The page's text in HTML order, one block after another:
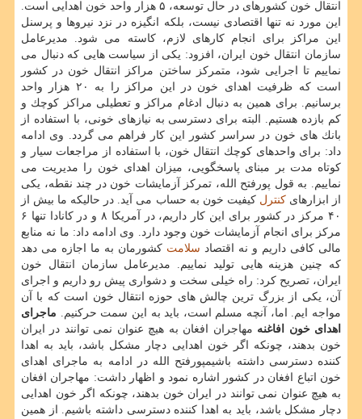
انتقال خون كشورهای در حال توسعه، ۵ هزار واحد خون اهدایی است.
این مورد نه تنها اقتصادی نیست، بلكه انگیزه در نزد نیروها و پرسنل
این مراكز برای انجام كارهای لازم، كاسته می شود. مدیرعامل
سازمان انتقال خون ایران، افزود: یكی از سیاست هایی كه دنبال می
نماییم تا اجرایی شود، متمركز ساختن مراكز انتقال خون در كشور
است كه ظرفیت اهدای خون در این مراكز را به ۲۰ هزار واحد
برسانیم. برای همین به دنبال ادغام مراكز و تعطیلی مراكز كوچك و
كم بازده هستیم. البته برای دسترسی به نیازهای خونی، با استفاده از
بانك های خون در سراسر كشور این كار فراهم می گردد. وی ادامه
داد: برای واحدهای كوچك انتقال خون، با استفاده از مراجعات سیار و
كوتاه مدت بر مبنای پاسخگویی، میزان اهدای خون را مدیریت می
نماییم. به قول پورفتح الله، تمركز آزمایشات خون در چند نقطه، یكی
از ابزارهایكنترل كیفیت خون به حساب می آید. در حالیكه ما بیش از
۴۰ مركز در كشور برای این كار داریم، در آمریكا ۸ و در كانادا تنها ۶
مركز برای انجام آزمایشات خون وجود دارد. وی ادامه داد: ما نه منابع
مالی كافی داریم و نه اقتصاد سلامت كشورمان به ما اجازه می دهد
كه چنین هزینه هایی تولید نماییم. مدیرعامل سازمان انتقال خون
ایران، تصریح كرد: راه خیلی سخت و دشواری پیش رو داریم و اجرای
آن، یكی از بزرگ ترین چالش های حوزه انتقال خون است كه با آن
مواجه ایم. اما، آنچه مسلم است، باید به این سمت حركنیم. ماجرای
اهدای خون افاغنه مهاجران افغان به هیچ عنوان نمی توانند در ایران
خون بدهند، چونكه اگر خون اهدایی دچار مشكل باشد، باید به اهدا
كننده دسترسی داشته باشیمپورفتح الله در ادامه به ماجرای اهدای
خون اتباع افغان در كشور اشاره نمود و اظهار داشت: مهاجران افغان
به هیچ عنوان نمی توانند در ایران خون بدهند، چونكه اگر خون اهدایی
دچار مشكل باشد، باید به اهدا كننده دسترسی داشته باشیم. از همین